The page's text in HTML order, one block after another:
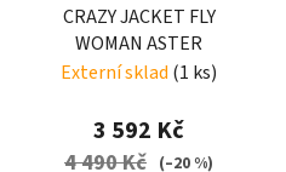
CRAZY JACKET FLY
WOMAN ASTER
Externí sklad (1 ks)
3 592 Kč
4 490 Kč (–20 %)